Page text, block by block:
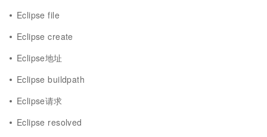
Eclipse file
Eclipse create
Eclipse地址
Eclipse buildpath
Eclipse请求
Eclipse resolved